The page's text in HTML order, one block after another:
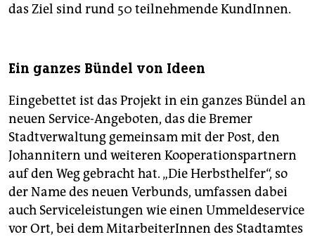
das Ziel sind rund 50 teilnehmende KundInnen.
Ein ganzes Bündel von Ideen
Eingebettet ist das Projekt in ein ganzes Bündel an
neuen Service-Angeboten, das die Bremer
Stadtverwaltung gemeinsam mit der Post, den
Johannitern und weiteren Kooperationspartnern
auf den Weg gebracht hat. „Die Herbsthelfer“, so
der Name des neuen Verbunds, umfassen dabei
auch Serviceleistungen wie einen Ummeldeservice
vor Ort, bei dem MitarbeiterInnen des Stadtamtes